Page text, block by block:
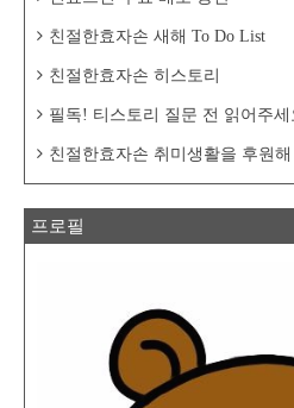
친절한효자손 새해 To Do List
친절한효자손 히스토리
필독! 티스토리 질문 전 읽어주세
친절한효자손 취미생활을 후원
프로필